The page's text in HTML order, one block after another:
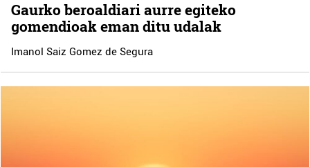
Gaurko beroaldiari aurre egiteko
gomendioak eman ditu udalak
Imanol Saiz Gomez de Segura